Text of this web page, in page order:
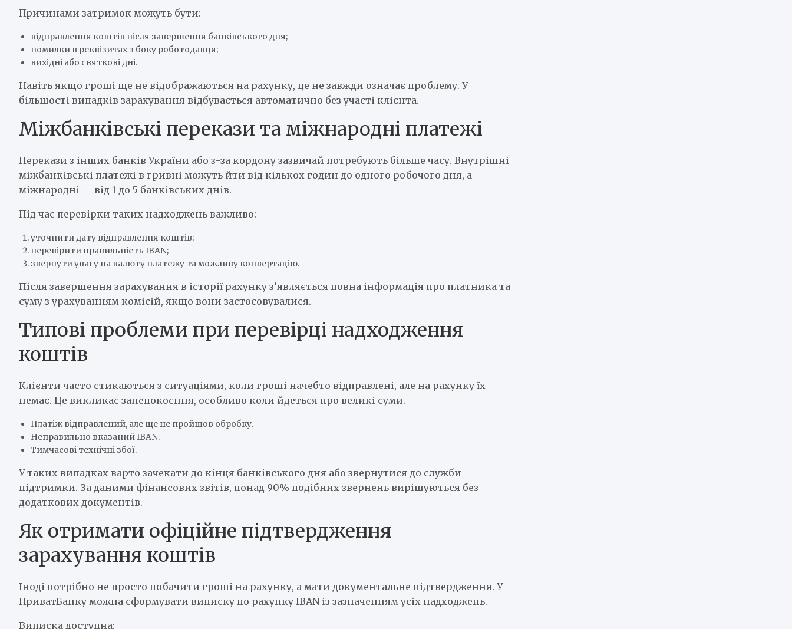
Причинами затримок можуть бути:
відправлення коштів після завершення банківського дня;
помилки в реквізитах з боку роботодавця;
вихідні або святкові дні.
Навіть якщо гроші ще не відображаються на рахунку, це не завжди означає проблему. У
більшості випадків зарахування відбувається автоматично без участі клієнта.
Міжбанківські перекази та міжнародні платежі
Перекази з інших банків України або з-за кордону зазвичай потребують більше часу. Внутрішні
міжбанківські платежі в гривні можуть йти від кількох годин до одного робочого дня, а
міжнародні — від 1 до 5 банківських днів.
Під час перевірки таких надходжень важливо:
уточнити дату відправлення коштів;
перевірити правильність IBAN;
звернути увагу на валюту платежу та можливу конвертацію.
Після завершення зарахування в історії рахунку з’являється повна інформація про платника та
суму з урахуванням комісій, якщо вони застосовувалися.
Типові проблеми при перевірці надходження
коштів
Клієнти часто стикаються з ситуаціями, коли гроші начебто відправлені, але на рахунку їх
немає. Це викликає занепокоєння, особливо коли йдеться про великі суми.
Платіж відправлений, але ще не пройшов обробку.
Неправильно вказаний IBAN.
Тимчасові технічні збої.
У таких випадках варто зачекати до кінця банківського дня або звернутися до служби
підтримки. За даними фінансових звітів, понад 90% подібних звернень вирішуються без
додаткових документів.
Як отримати офіційне підтвердження
зарахування коштів
Іноді потрібно не просто побачити гроші на рахунку, а мати документальне підтвердження. У
ПриватБанку можна сформувати виписку по рахунку IBAN із зазначенням усіх надходжень.
Виписка доступна: